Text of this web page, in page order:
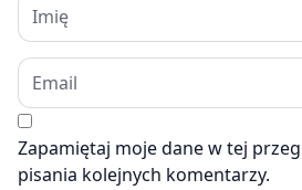
Zapamiętaj moje dane w tej
pisania kolejnych komentarzy.